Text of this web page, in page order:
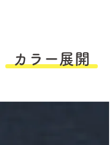
カラー展開